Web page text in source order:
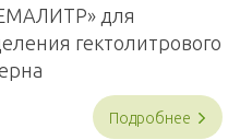
для
гектолитрового
Подробнее